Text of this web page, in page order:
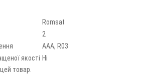
Romsat
2
AAA, R03
якості Ні
товар.